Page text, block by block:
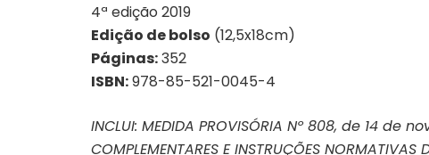
4ª edição 2019
Edição de bolso (12,5x18cm)
Páginas:352
ISBN:978-85-521-0045-4
INCLUI: MEDIDA PROVISÓRIA Nº 808, de 14 de
COMPLEMENTARES E INSTRUÇÕES